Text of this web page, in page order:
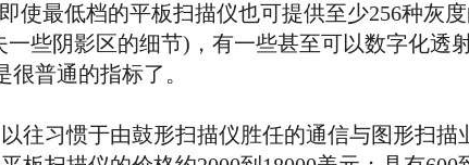
最低档的平板扫描仪也可提供至少256种灰
些阴影区的细节)，有一些甚至可以数字化透
普通的指标了。
习惯于由鼓形扫描仪胜任的通信与图形扫描